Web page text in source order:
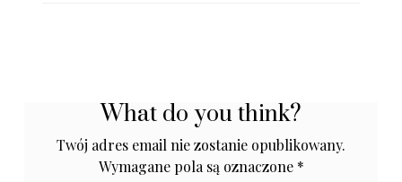
What do you think?
Twój adres email nie zostanie opublikowany.
Wymagane pola są oznaczone *